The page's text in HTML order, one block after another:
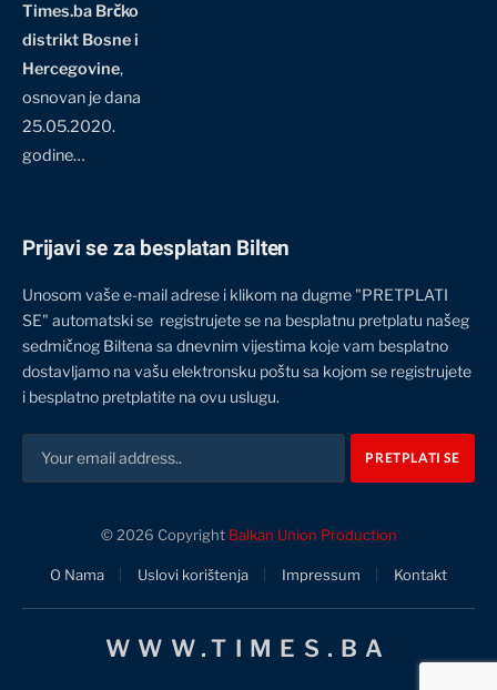
Times.ba Brčko
distrikt Bosne i
Hercegovine,
osnovan je dana
25.05.2020.
godine…
Prijavi se za besplatan Bilten
Unosom vaše e-mail adrese i klikom na dugme "PRETPLATI
SE" automatski se registrujete se na besplatnu pretplatu našeg
sedmičnog Biltena sa dnevnim vijestima koje vam besplatno
dostavljamo na vašu elektronsku poštu sa kojom se registrujete
i besplatno pretplatite na ovu uslugu.
© 2026 Copyright Balkan Union Production
O Nama Uslovi korištenja Impressum Kontakt
WWW.TIMES.BA